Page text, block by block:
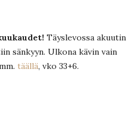
Täyslevossa akuutin
sänkyyn. Ulkona kävin vain
täällä, vko 33+6.